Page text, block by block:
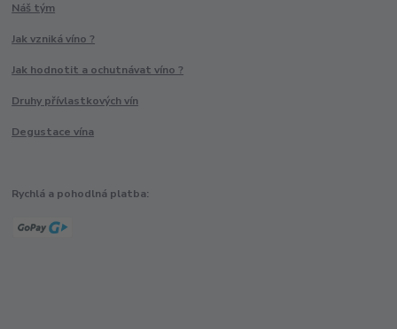
Náš tým
Jak vzniká víno ?
Jak hodnotit a ochutnávat víno ?
Druhy přívlastkových vín
Degustace vína
Rychlá a pohodlná platba: